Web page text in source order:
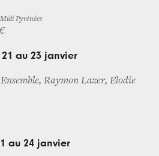
Pyrénées
au 23 janvier
Raymon Lazer, Elodie
au 24 janvier